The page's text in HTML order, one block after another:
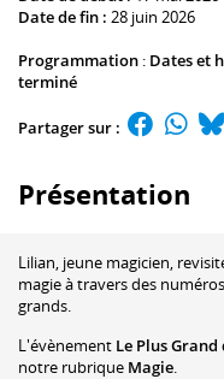
Date de fin : 28 juin 2026
Programmation : Dates et
terminé
Partager sur :
Présentation
Lilian, jeune magicien,
magie à travers des
grands.
L'évènement Le Plus
notre rubrique Magie.